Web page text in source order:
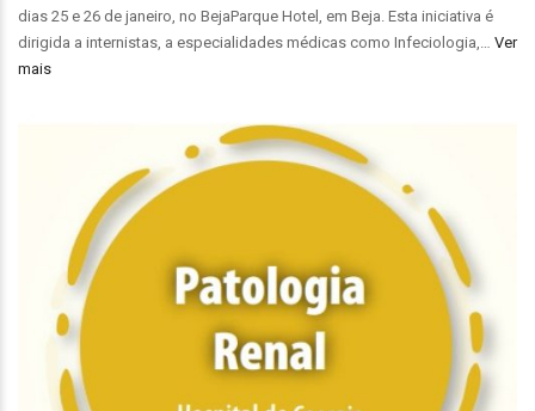
dias 25 e 26 de janeiro, no BejaParque Hotel, em Beja. Esta iniciativa é
dirigida a internistas, a especialidades médicas como Infeciologia,… Ver
mais